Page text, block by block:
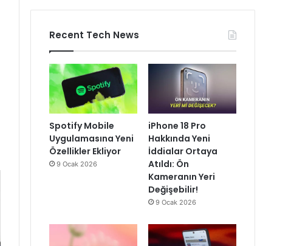
Recent Tech News
Spotify Mobile
Uygulamasına Yeni
Özellikler Ekliyor
9 Ocak 2026
iPhone 18 Pro
Hakkında Yeni
İddialar Ortaya
Atıldı: Ön
Kameranın Yeri
Değişebilir!
9 Ocak 2026